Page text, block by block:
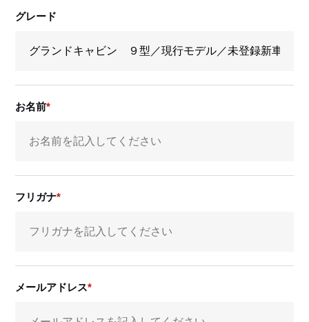
グレード
お名前
フリガナ
メールアドレス